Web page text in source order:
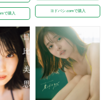
で購入
ヨドバシ.comで購入